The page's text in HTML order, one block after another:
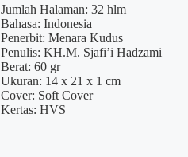
was:
Rp5.500.
is:
Rp4.950.
Jumlah Halaman: 32 hlm
Bahasa: Indonesia
Penerbit: Menara Kudus
Penulis: KH.M. Sjafi’i Hadzami
Berat: 60 gr
Ukuran: 14 x 21 x 1 cm
Cover: Soft Cover
Kertas: HVS